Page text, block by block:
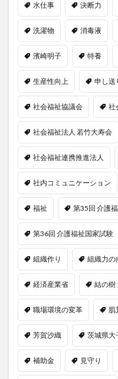
水仕事 決断力
洗濯物 消毒液
濱崎明子 特養
生産性向上 申し送
社会福祉協議会 社
社会福祉法人 若竹大寿会
社会福祉連携推進法人
社内コミュニケーション
福祉 第35回 介護
第36回 介護福祉国家試験
組織作り 組織力の
経済産業省 結の樹
職場環境の変革 肌
芳賀沙織 茨城県大
補助金 見守り